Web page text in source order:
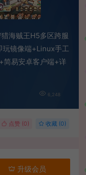
海贼王H5多区跨服
玩镜像端+Linux手工
简易安卓客户端+详
6,248
点赞 (0) 收藏 (0)
升级会员